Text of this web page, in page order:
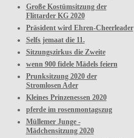
Große Kostümsitzung der
Flittarder KG 2020
Präsident wird Ehren-Cheerleader
Selfs jemaat die 11.
Sitzungszirkus die Zweite
wenn 900 fidele Mädels feiern
Prunksitzung 2020 der
Stromlosen Ader
Kleines Prinzenessen 2020
pferde im rosenmontagszug
Müllemer Junge -
Mädchensitzung 2020